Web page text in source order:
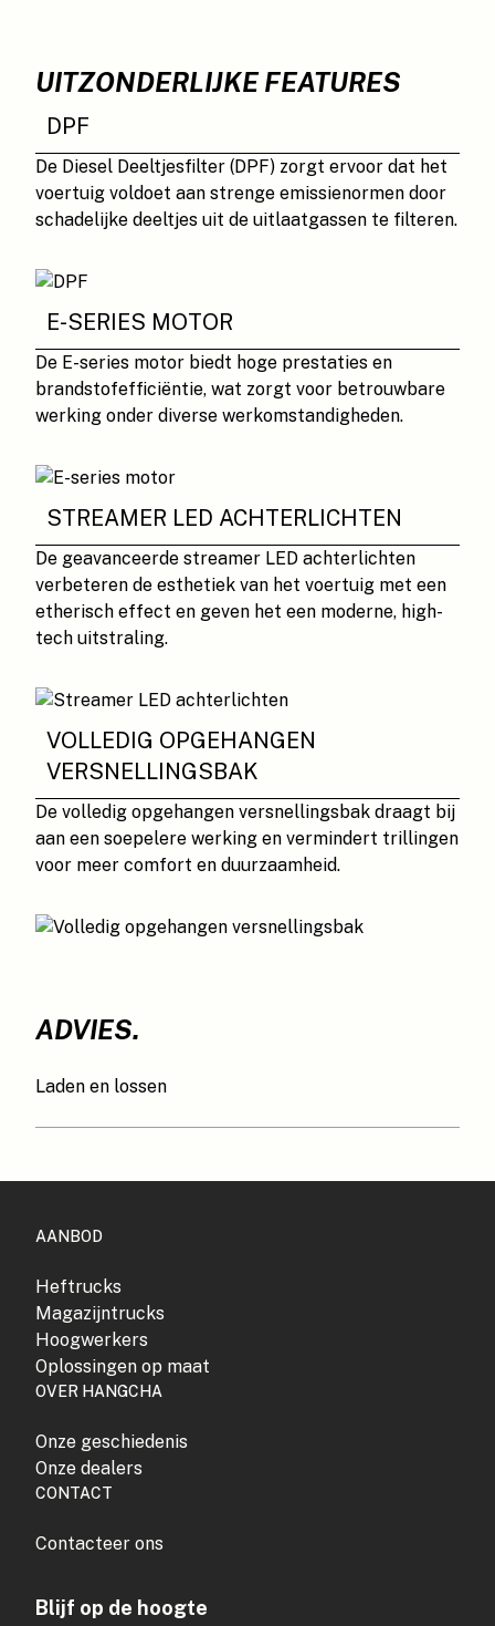
UITZONDERLIJKE FEATURES
DPF
De Diesel Deeltjesfilter (DPF) zorgt ervoor dat het
voertuig voldoet aan strenge emissienormen door
schadelijke deeltjes uit de uitlaatgassen te filteren.
E-SERIES MOTOR
De E-series motor biedt hoge prestaties en
brandstofefficiëntie, wat zorgt voor betrouwbare
werking onder diverse werkomstandigheden.
STREAMER LED ACHTERLICHTEN
De geavanceerde streamer LED achterlichten
verbeteren de esthetiek van het voertuig met een
etherisch effect en geven het een moderne, high-
tech uitstraling.
VOLLEDIG OPGEHANGEN
VERSNELLINGSBAK
De volledig opgehangen versnellingsbak draagt bij
aan een soepelere werking en vermindert trillingen
voor meer comfort en duurzaamheid.
ADVIES.
Laden en lossen
AANBOD
Heftrucks
Magazijntrucks
Hoogwerkers
Oplossingen op maat
OVER HANGCHA
Onze geschiedenis
Onze dealers
CONTACT
Contacteer ons
Blijf op de hoogte